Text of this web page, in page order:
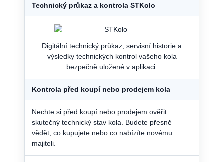
Technický průkaz a kontrola STKolo
Digitální technický průkaz, servisní historie a
výsledky technických kontrol vašeho kola
bezpečně uložené v aplikaci.
Kontrola před koupí nebo prodejem kola
Nechte si před koupí nebo prodejem ověřit
skutečný technický stav kola. Budete přesně
vědět, co kupujete nebo co nabízíte novému
majiteli.